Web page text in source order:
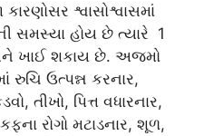
શ્વાસોશ્વાસમાં
સમસ્યા હોય છે ત્યારે 1
ખાઈ શકાય છે. અજમો
રુચિ ઉત્પન્ન કરનાર,
તીખો, પિત્ત વધારનાર,
રોગો મટાડનાર, શૂળ,